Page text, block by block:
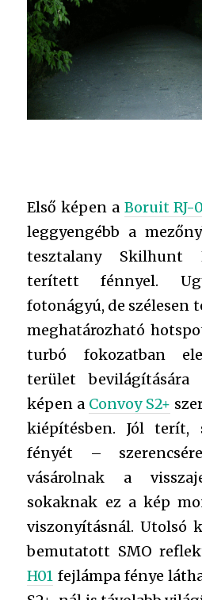
Első képen a Boruit RJ-
leggyengébb a
tesztalany Skilhunt
terített fénnyel.
fotonágyú, de szélesen
meghatározható
turbó fokozatban
terület
képen a Convoy S2+
kiépítésben. Jól terít,
fényét –
vásárolnak a
sokaknak ez a kép
viszonyításnál. Utolsó
bemutatott SMO
H01 fejlámpa fénye